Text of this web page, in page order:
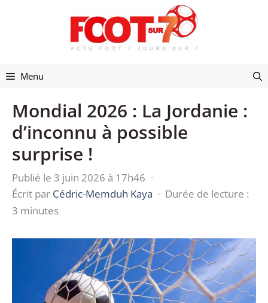
Menu
Mondial 2026 : La Jordanie :
d’inconnu à possible
surprise !
Publié le 3 juin 2026 à 17h46 ·
Écrit par Cédric-Memduh Kaya · Durée de lecture :
3 minutes